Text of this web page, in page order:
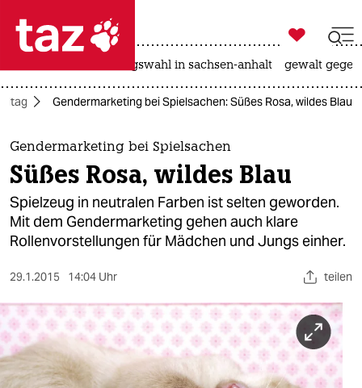
 taz zahl ich
taz zahl ich
themen
politik
öko
sport
berlin

taz zahl ich
landtagswahl in sachsen-anhalt gewalt
Gendermarketing bei Spielsachen: Süßes Rosa, wildes Blau
Gendermarketing bei Spielsachen
Süßes Rosa, wildes Blau
Spielzeug in neutralen Farben ist selten geworden.
Mit dem Gendermarketing gehen auch klare
Rollenvorstellungen für Mädchen und Jungs einher.
29.1.2015 14:04 Uhr teilen